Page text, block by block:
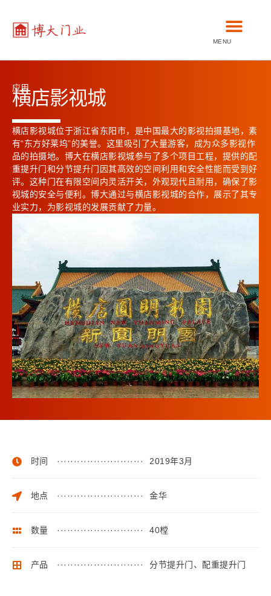
MENU
应用
横店影视城
横店影视城位于浙江省东阳市，是中国最大的影视拍摄基地，素
有“东方好莱坞”的美誉。这里吸引了大量游客，成为众多影视作
品的拍摄地。博大在横店影视城参与了多个项目工程，提供的配
重提升门和分节提升门因其高效的空间利用和安全性能而受到好
评。这种门在有限空间内灵活开关，外观现代且耐用，确保了影
视城的安全与便利。博大通过与横店影视城的合作，展示了其专
业实力，为影视城的发展贡献了力量。
时间 ·························· 2019年3月
地点 ·························· 金华
数量 ·························· 40樘
产品 ·························· 分节提升门、配重提升门